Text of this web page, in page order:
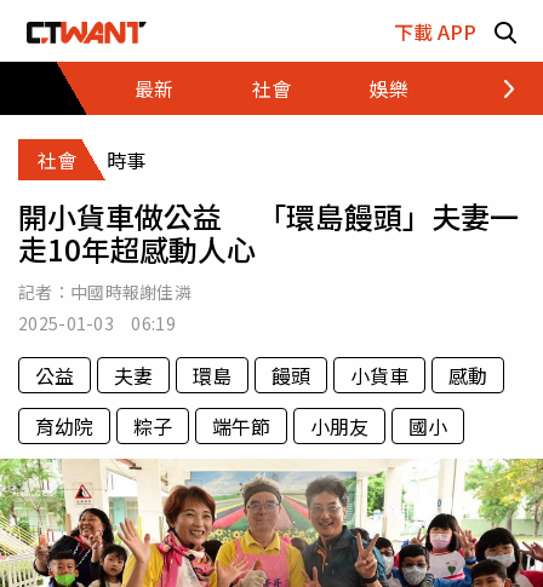
下載 APP
最新
社會 娛樂 財經
社會 時事
開小貨車做公益 「環島饅頭」夫妻一
走10年超感動人心
記者： 中國時報謝佳潾
2025-01-03 06:19
公益 夫妻 環島 饅頭 小貨車
感動
育幼院
粽子 端午節 小朋友 國小